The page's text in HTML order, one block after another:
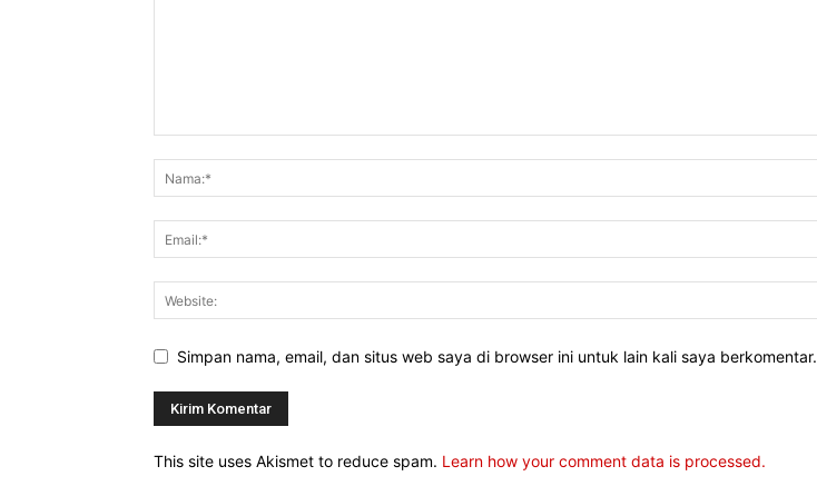
Simpan nama, email, dan situs web saya di browser ini untuk lain kali saya berkomentar.
This site uses Akismet to reduce spam. Learn how your comment data is processed.